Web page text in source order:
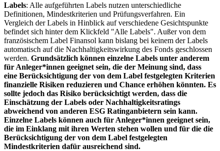
Labels: Alle aufgeführten Labels nutzen unterschiedliche
Definitionen, Mindestkriterien und Prüfungsverfahren. Ein
Vergleich der Labels in Hinblick auf verschiedene Gesichtspunkte
befindet sich hinter dem Klickfeld "Alle Labels". Außer von dem
französischem Label Finansol kann bislang bei keinem der Labels
automatisch auf die Nachhaltigkeitswirkung des Fonds geschlossen
werden. Grundsätzlich können einzelne Labels unter anderem
für Anleger*innen geeignet sein, die der Meinung sind, dass
eine Berücksichtigung der von dem Label festgelegten Kriterien
finanzielle Risiken reduzieren und Chance erhöhen könnten. Es
sollte jedoch das Risiko berücksichtigt werden, dass die
Einschätzung der Labels oder Nachhaltigkeitsratings
abweichend von anderen ESG Ratinganbietern sein kann.
Einzelne Labels können auch für Anleger*innen geeignet sein,
die im Einklang mit ihren Werten stehen wollen und für die die
Berücksichtigung der von dem Label festgelegten
Mindestkriterien dafür ausreichend sind.